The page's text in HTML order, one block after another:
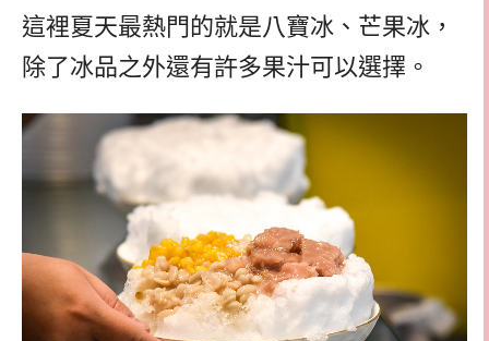
這裡夏天最熱門的就是八寶冰、芒果冰，
除了冰品之外還有許多果汁可以選擇。